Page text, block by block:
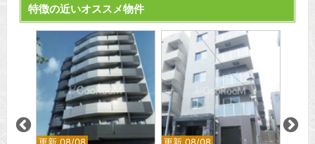
特徴の近いオススメ物件